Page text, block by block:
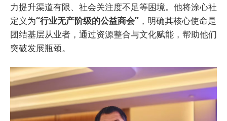
力提升渠道有限、社会关注度不足等困境。他将涂心社
定义为“行业无产阶级的公益商会” ，明确其核心使命是
团结基层从业者，通过资源整合与文化赋能，帮助他们
突破发展瓶颈。